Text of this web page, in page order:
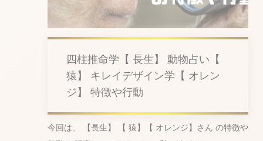
四柱推命学【 長生】 動物占い【
猿】 キレイデザイン学【 オレン
ジ】 特徴や行動
今回は、 【長生】 【 猿】【 オレンジ】さん の特徴や